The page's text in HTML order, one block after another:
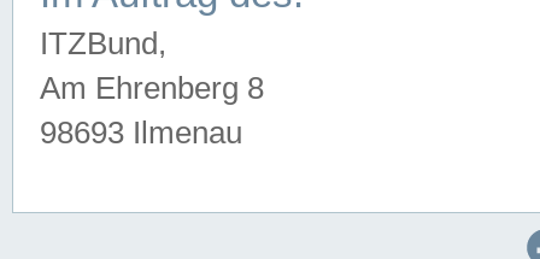
ITZBund,
Am Ehrenberg 8
98693 Ilmenau